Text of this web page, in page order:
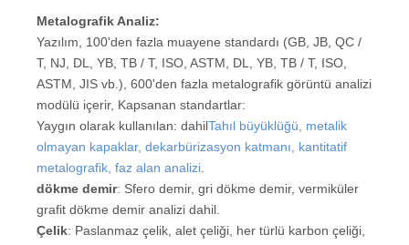
Metalografik Analiz:
Yazılım, 100'den fazla muayene standardı (GB, JB, QC /
T, NJ, DL, YB, TB / T, ISO, ASTM, DL, YB, TB / T, ISO,
ASTM, JIS vb.), 600'den fazla metalografik görüntü analizi
modülü içerir, Kapsanan standartlar:
Yaygın olarak kullanılan: dahilTahıl büyüklüğü, metalik
olmayan kapaklar, dekarbürizasyon katmanı, kantitatif
metalografik, faz alan analizi
dökme demir: Sfero demir, gri dökme demir, vermiküler
grafit dökme demir analizi dahil.
Çelik: Paslanmaz çelik, alet çeliği, her türlü karbon çeliği,